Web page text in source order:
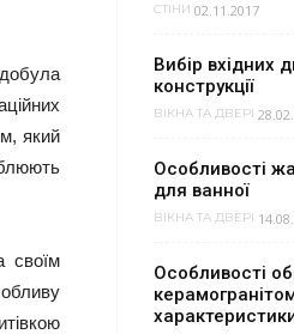
який
своїм
СТІНИ 02.11.2017
Вибір вхідних
конструкції
ВІКНА ТА ДВЕРІ
Особливості
для ванної
ВІКНА ТА ДВЕРІ
Особливості